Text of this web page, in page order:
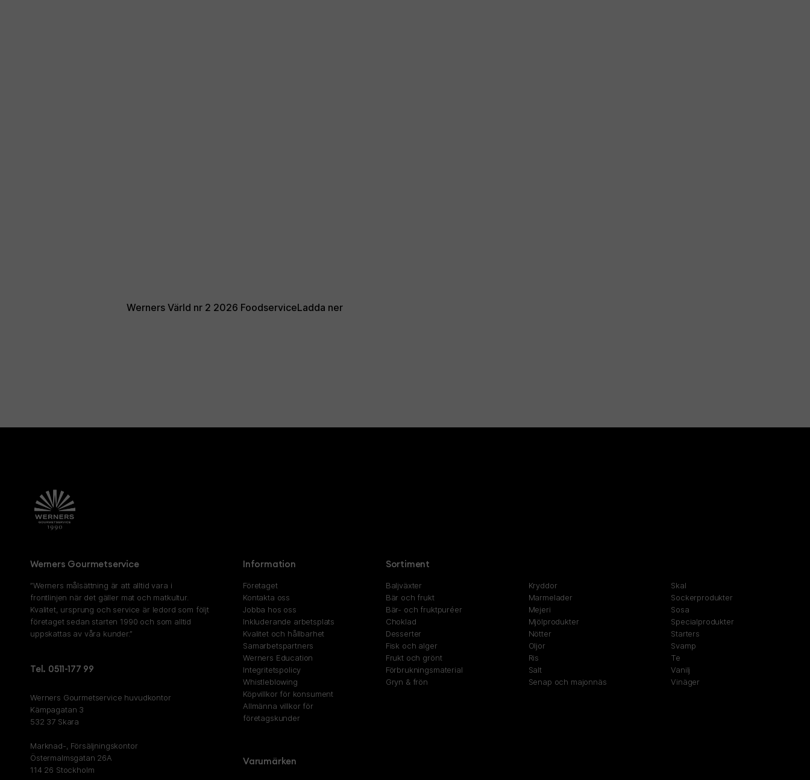
Werners Värld nr 2 2026 FoodserviceLadda ner
Werners Gourmetservice
”Werners målsättning är att alltid vara i
frontlinjen när det gäller mat och matkultur.
Kvalitet, ursprung och service är ledord som följt
företaget sedan starten 1990 och som alltid
uppskattas av våra kunder.”
Tel. 0511-177 99
Werners Gourmetservice huvudkontor
Kämpagatan 3
532 37 Skara
Marknad-, Försäljningskontor
Östermalmsgatan 26A
114 26 Stockholm
Information
Företaget
Kontakta oss
Jobba hos oss
Inkluderande arbetsplats
Kvalitet och hållbarhet
Samarbetspartners
Werners Education
Integritetspolicy
Whistleblowing
Köpvillkor för konsument
Allmänna villkor för
företagskunder
Sortiment
Baljväxter
Bär och frukt
Bär- och fruktpuréer
Choklad
Desserter
Fisk och alger
Frukt och grönt
Förbrukningsmaterial
Gryn & frön
Kryddor
Marmelader
Mejeri
Mjölprodukter
Nötter
Oljor
Ris
Salt
Senap och majonnäs
Skal
Sockerprodukter
Sosa
Specialprodukter
Starters
Svamp
Te
Vanilj
Vinäger
Varumärken